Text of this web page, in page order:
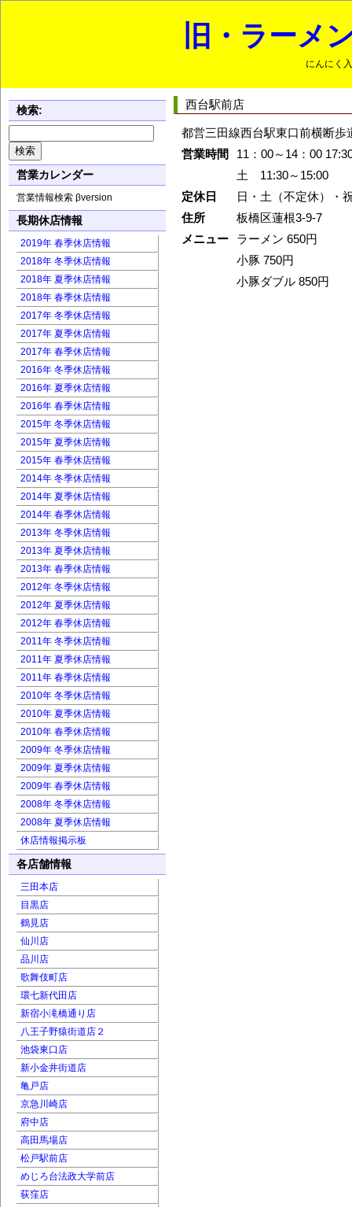
旧・ラーメ
にんにく
検索:
営業カレンダー
営業情報検索 βversion
長期休店情報
2019年 春季休店情報
2018年 冬季休店情報
2018年 夏季休店情報
2018年 春季休店情報
2017年 冬季休店情報
2017年 夏季休店情報
2017年 春季休店情報
2016年 冬季休店情報
2016年 夏季休店情報
2016年 春季休店情報
2015年 冬季休店情報
2015年 夏季休店情報
2015年 春季休店情報
2014年 冬季休店情報
2014年 夏季休店情報
2014年 春季休店情報
2013年 冬季休店情報
2013年 夏季休店情報
2013年 春季休店情報
2012年 冬季休店情報
2012年 夏季休店情報
2012年 春季休店情報
2011年 冬季休店情報
2011年 夏季休店情報
2011年 春季休店情報
2010年 冬季休店情報
2010年 夏季休店情報
2010年 春季休店情報
2009年 冬季休店情報
2009年 夏季休店情報
2009年 春季休店情報
2008年 冬季休店情報
2008年 夏季休店情報
休店情報掲示板
各店舗情報
三田本店
目黒店
鶴見店
仙川店
品川店
歌舞伎町店
環七新代田店
新宿小滝橋通り店
八王子野猿街道店２
池袋東口店
新小金井街道店
亀戸店
京急川崎店
府中店
高田馬場店
松戸駅前店
めじろ台法政大学前店
荻窪店
西台駅前店
都営三田線西台駅東口前横断歩
営業時間
11：00～14：00
土 11:30～15:00
定休日
日・土（不定休）・
住所
板橋区蓮根3-9-7
メニュー
ラーメン 650円
小豚 750円
小豚ダブル 850円